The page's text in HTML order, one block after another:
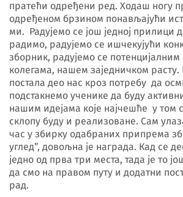
пратећи одређени ред. Ходаш ногу
одређеном брзином понављајући
ми. Радујемо се још једној прилици
радимо, радујемо се ишчекујући
зборник, радујемо се
колегама, нашем заједничком расту.
постала део нас кроз потребу да
подстакнемо ученике да буду
нашим идејама које најчешће у том
склопу буду и реализоване. Сам
час у збирку одабраних припрема
углед”, довољна је награда. Кад се
једно од прва три места, тада је то
да смо на правом путу и додатни
рад.